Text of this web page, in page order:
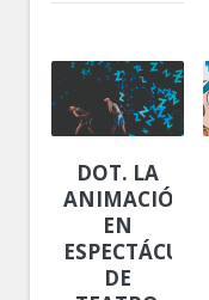
DOT. LA
ANIMACIÓN
EN
ESPECTÁCULOS
DE